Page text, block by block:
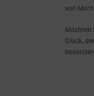
von
Möchten
Glück,